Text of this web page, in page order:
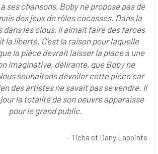
ses chansons, Boby ne propose pas de
des jeux de rôles cocasses. Dans la
dans les clous, il aimait faire des farces
la liberté. C’est la raison pour laquelle
la pièce devrait laisser la place à une
imaginative, délirante, que Boby ne
souhaitons dévoiler cette pièce car
des artistes ne savait pas se vendre. Il
jour la totalité de son oeuvre apparaisse
pour le grand public.
– Ticha et Dany Lapointe